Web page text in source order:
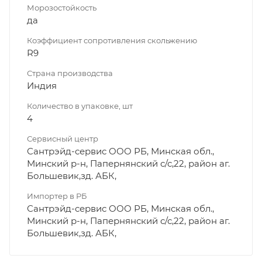
Морозостойкость
да
Коэффициент сопротивления скольжению
R9
Страна производства
Индия
Количество в упаковке, шт
4
Сервисный центр
Сантрэйд-сервис ООО РБ, Минская обл.,
Минский р-н, Папернянский с/с,22, район аг.
Большевик,зд. АБК,
Импортер в РБ
Сантрэйд-сервис ООО РБ, Минская обл.,
Минский р-н, Папернянский с/с,22, район аг.
Большевик,зд. АБК,